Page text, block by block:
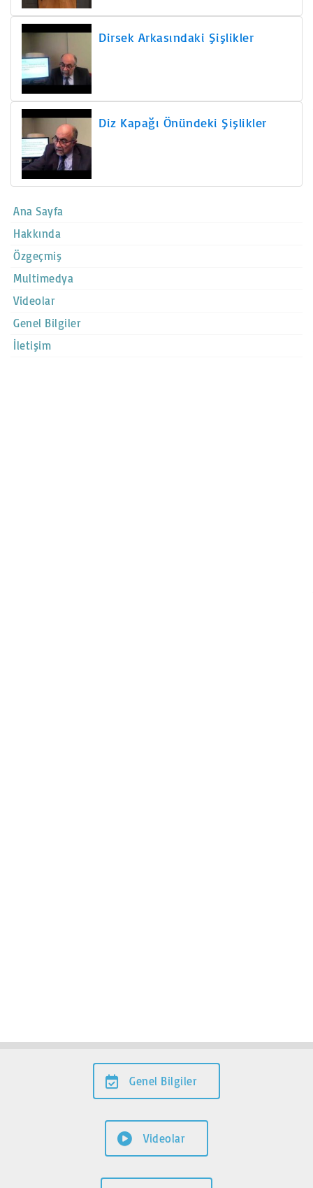
Dirsek Arkasındaki Şişlikler
Diz Kapağı Önündeki Şişlikler
Ana Sayfa
Hakkında
Özgeçmiş
Multimedya
Videolar
Genel Bilgiler
İletişim
Genel Bilgiler
Videolar